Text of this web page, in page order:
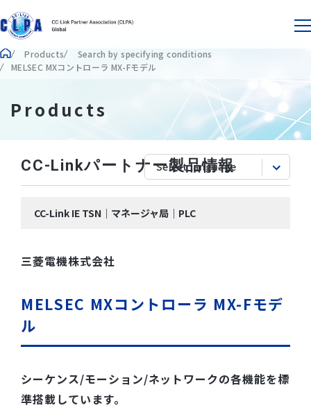
Products
Search by specifying conditions
MELSEC MXコントローラ MX-Fモデル
Products
CC-Linkパートナー製品情報
CC-Link IE TSN｜マネージャ局｜PLC
三菱電機株式会社
MELSEC MXコントローラ MX-Fモデ
ル
シーケンス/モーション/ネットワークの各機能を標
準搭載しています。